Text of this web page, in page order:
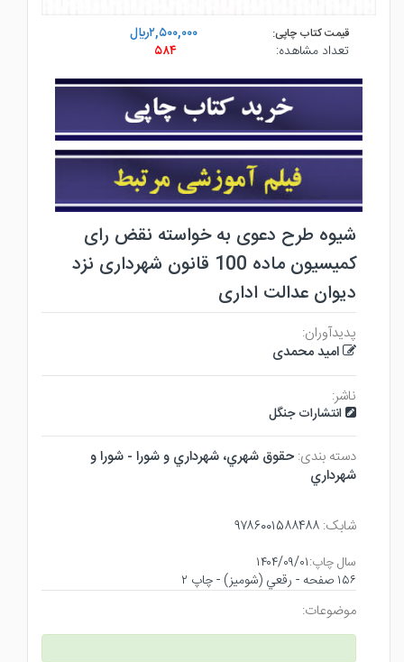
قیمت کتاب چاپی:
۲,۵۰۰,۰۰۰ريال
تعداد مشاهده:
۵۸۴
شیوه طرح دعوی به خواسته نقض رای
کمیسیون ماده 100 قانون شهرداری نزد
دیوان عدالت اداری
پدیدآوران:
امید محمدی
ناشر:
انتشارات جنگل
دسته بندی: حقوق شهري، شهرداري و شورا - شورا و
شهرداري
شابک: ۹۷۸۶۰۰۱۵۸۸۴۸۸
سال چاپ:۱۴۰۴/۰۹/۰۱
۱۵۶ صفحه - رقعي (شوميز) - چاپ ۲
موضوعات: